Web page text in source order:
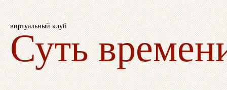
виртуальный клуб
Суть